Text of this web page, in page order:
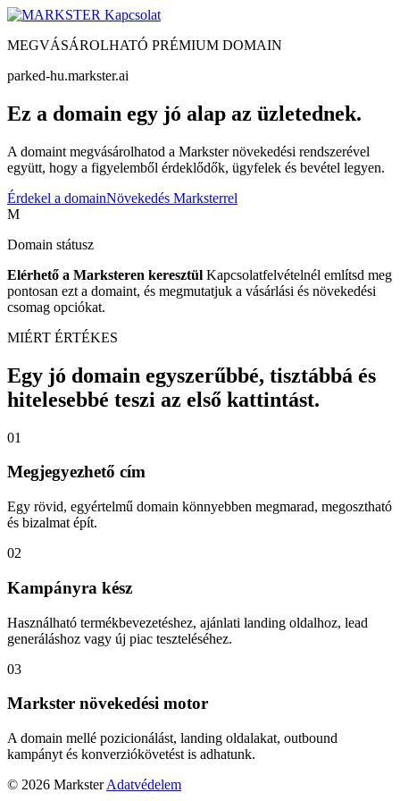
Kapcsolat
MEGVÁSÁROLHATÓ PRÉMIUM DOMAIN
parked-hu.markster.ai
Ez a domain egy jó alap az üzletednek.
A domaint megvásárolhatod a Markster növekedési rendszerével
együtt, hogy a figyelemből érdeklődők, ügyfelek és bevétel legyen.
Érdekel a domainNövekedés Marksterrel
M
Domain státusz
Elérhető a Marksteren keresztül Kapcsolatfelvételnél említsd meg
pontosan ezt a domaint, és megmutatjuk a vásárlási és növekedési
csomag opciókat.
MIÉRT ÉRTÉKES
Egy jó domain egyszerűbbé, tisztábbá és
hitelesebbé teszi az első kattintást.
01
Megjegyezhető cím
Egy rövid, egyértelmű domain könnyebben megmarad, megosztható
és bizalmat épít.
02
Kampányra kész
Használható termékbevezetéshez, ajánlati landing oldalhoz, lead
generáláshoz vagy új piac teszteléséhez.
03
Markster növekedési motor
A domain mellé pozicionálást, landing oldalakat, outbound
kampányt és konverziókövetést is adhatunk.
© 2026 Markster Adatvédelem